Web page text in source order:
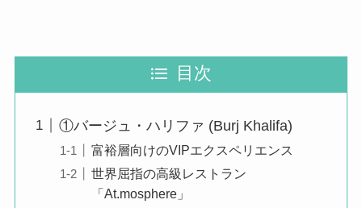
目次
①バージュ・ハリファ (Burj Khalifa)
富裕層向けのVIPエクスペリエンス
世界屈指の高級レストラン
「At.mosphere」